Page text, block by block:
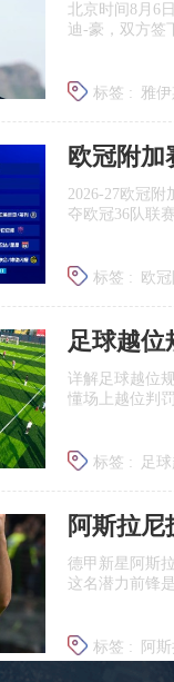
北京时间8月6
迪‑豪，双方
标签 : 雅
埃迪豪离
欧冠附加
2026‑27欧冠
夺欧冠36队联
标签 : 欧
足球越位
详解足球越位
懂场上越位判
标签 :
足
足球什么
德甲新星阿斯
这名潜力前锋
标签 :
阿